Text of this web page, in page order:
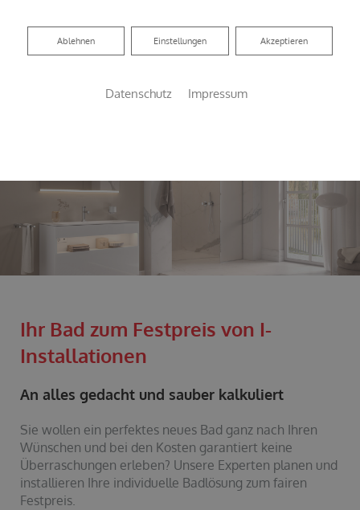
Ihr Bad zum Festpreis von I-
Installationen
An alles gedacht und sauber kalkuliert
Sie wollen ein perfektes neues Bad ganz nach Ihren
Wünschen und bei den Kosten garantiert keine
Überraschungen erleben? Unsere Experten planen und
installieren Ihre individuelle Badlösung zum fairen
Festpreis.
Akzeptieren
Einstellungen
Ablehnen
Ablehnen
Datenschutz Impressum